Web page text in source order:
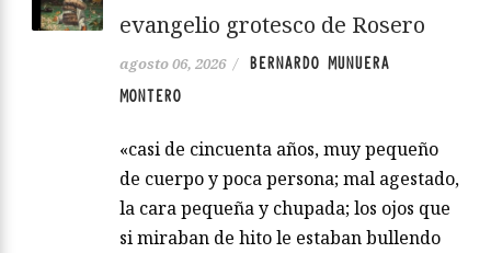
evangelio grotesco de Rosero
agosto 06, 2026 /
BERNARDO MUNUERA
MONTERO
«casi de cincuenta años, muy pequeño
de cuerpo y poca persona; mal agestado,
la cara pequeña y chupada; los ojos que
si miraban de hito le estaban bullendo